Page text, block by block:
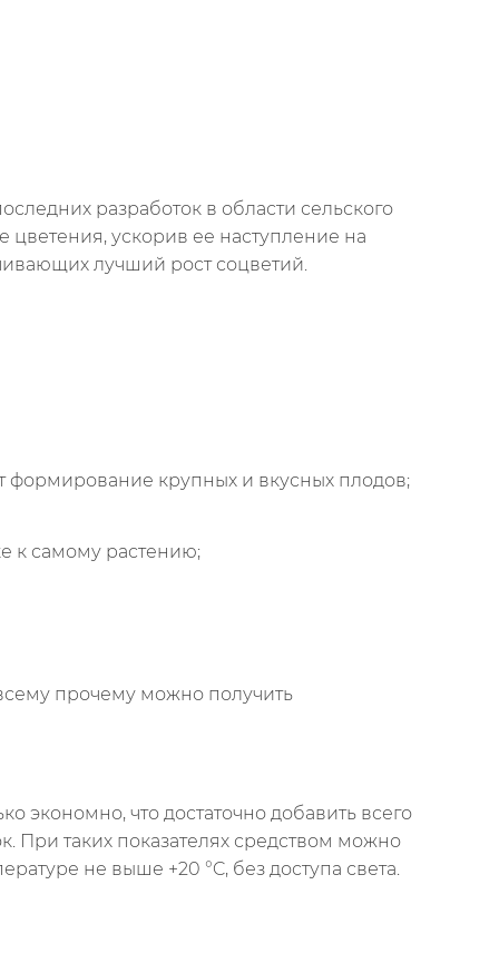
разработок в области сельского
цветения, ускорив ее наступление на
лучший рост соцветий.
формирование крупных и вкусных плодов;
к самому растению;
прочему можно получить
экономно, что достаточно добавить всего
При таких показателях средством можно
не выше +20 °C, без доступа света.